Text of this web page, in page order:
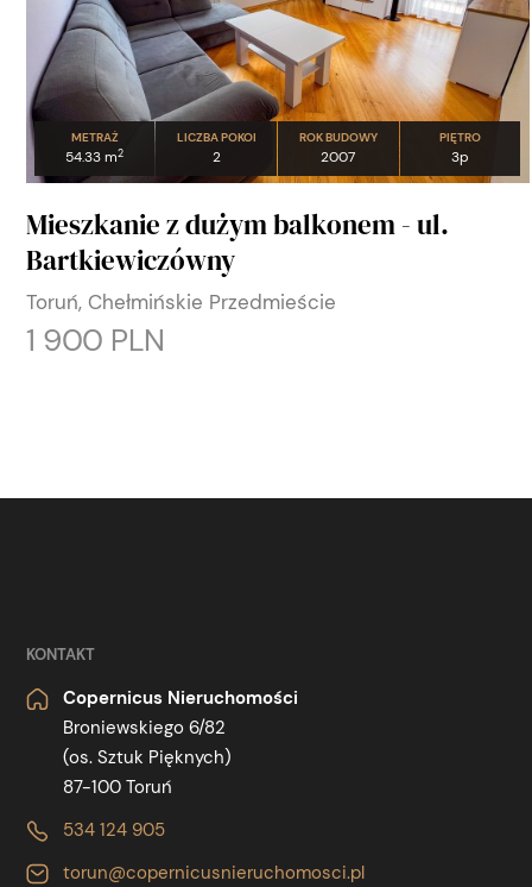
METRAŻ
54.33 m2
LICZBA POKOI
2
ROK BUDOWY
2007
PIĘTRO
3p
Mieszkanie z dużym balkonem - ul.
Bartkiewiczówny
Toruń, Chełmińskie Przedmieście
1 900 PLN
KONTAKT
Copernicus Nieruchomości
Broniewskiego 6/82
(os. Sztuk Pięknych)
87-100 Toruń
534 124 905
torun@copernicusnieruchomosci.pl